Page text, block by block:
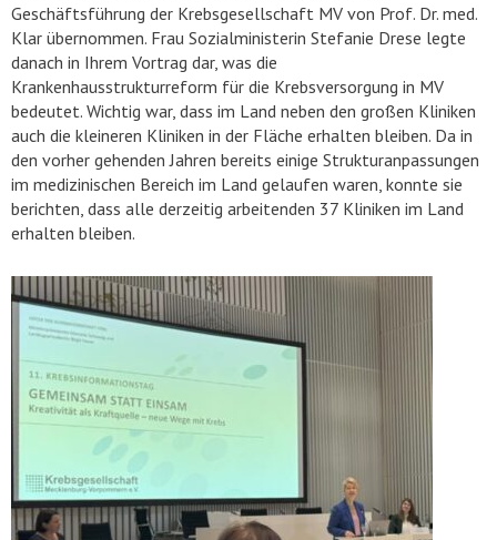
Geschäftsführung der Krebsgesellschaft MV von Prof. Dr. med.
Klar übernommen. Frau Sozialministerin Stefanie Drese legte
danach in Ihrem Vortrag dar, was die
Krankenhausstrukturreform für die Krebsversorgung in MV
bedeutet. Wichtig war, dass im Land neben den großen Kliniken
auch die kleineren Kliniken in der Fläche erhalten bleiben. Da in
den vorher gehenden Jahren bereits einige Strukturanpassungen
im medizinischen Bereich im Land gelaufen waren, konnte sie
berichten, dass alle derzeitig arbeitenden 37 Kliniken im Land
erhalten bleiben.